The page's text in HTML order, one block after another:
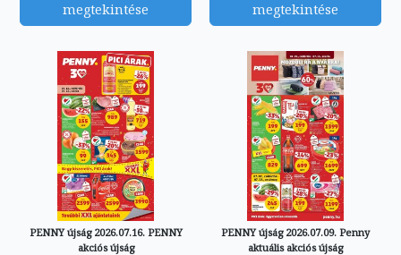
megtekintése
megtekintése
PENNY újság 2026.07.16. PENNY
akciós újság
PENNY újság 2026.07.09. Penny
aktuális akciós újság